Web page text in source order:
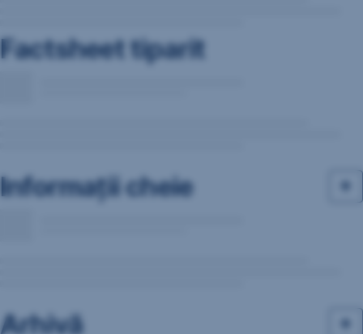
Factsheet tiparit
Informații cheie
Arhivă